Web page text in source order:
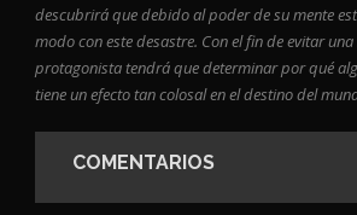
descubrirá que debido al poder de su mente
modo con este desastre. Con el fin de evitar
protagonista tendrá que determinar por qué
tiene un efecto tan colosal en el destino del
COMENTARIOS